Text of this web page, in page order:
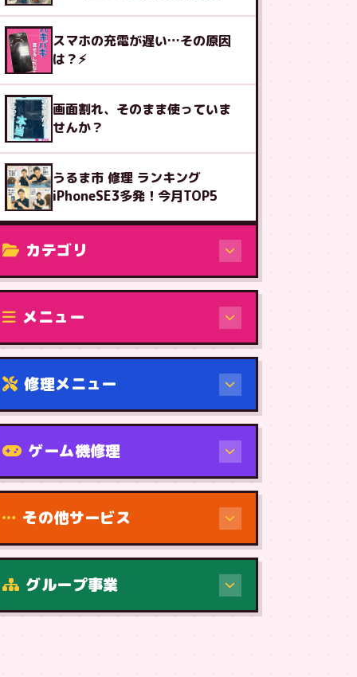
スマホの充電が遅い…その原因
は？⚡
画面割れ、そのまま使っていま
せんか？
うるま市 修理 ランキング
iPhoneSE3多発！今月TOP5
カテゴリ
修理（機種から）
メニュー
修理メニュー
機種から
ゲーム機修理
その他サービス
グループ事業